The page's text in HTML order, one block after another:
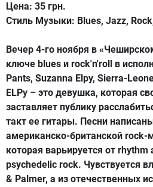
Цена: 35 грн.
Стиль Музыки: Blues, Jazz,
Вечер 4-го ноября в
ключе blues и rock'n'roll в
Pants, Suzanna Elpy, Sierra-
ELPy – это девушка, которая
заставляет публику
такт ее гитары. Песни
американско-британской rock-
которая варьируется от rhythm
psychedelic rock. Чувствуется
& Palmer, а из отечественных